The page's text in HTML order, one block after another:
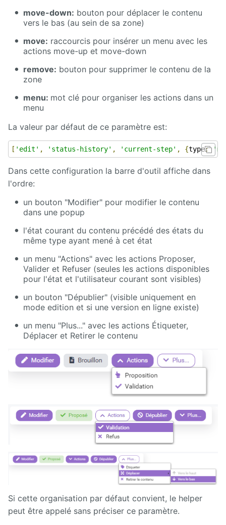
move-down: bouton pour déplacer le contenu
vers le bas (au sein de sa zone)
move: raccourcis pour insérer un menu avec les
actions move-up et move-down
remove: bouton pour supprimer le contenu de la
zone
menu: mot clé pour organiser les actions dans un
menu
La valeur par défaut de ce paramètre est:
[ 'edit' , 'status-history' , 'current-step' , {type:
Dans cette configuration la barre d'outil affiche dans
l'ordre:
un bouton "Modifier" pour modifier le contenu
dans une popup
l'état courant du contenu précédé des états du
même type ayant mené à cet état
un menu "Actions" avec les actions Proposer,
Valider et Refuser (seules les actions disponibles
pour l'état et l'utilisateur courant sont visibles)
un bouton "Dépublier" (visible uniquement en
mode edition et si une version en ligne existe)
un menu "Plus..." avec les actions Étiqueter,
Déplacer et Retirer le contenu
Si cette organisation par défaut convient, le helper
peut être appelé sans préciser ce paramètre.